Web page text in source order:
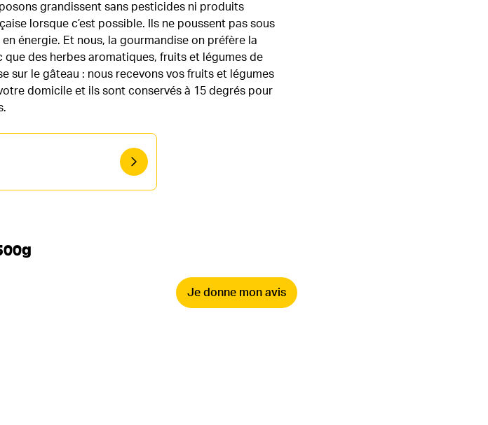
grandissent sans pesticides ni produits
lorsque c’est possible. Ils ne poussent pas sous
énergie. Et nous, la gourmandise on préfère la
des herbes aromatiques, fruits et légumes de
sur le gâteau : nous recevons vos fruits et légumes
domicile et ils sont conservés à 15 degrés pour
Je donne mon avis